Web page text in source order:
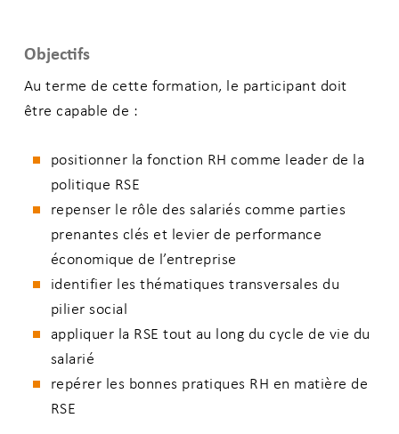
Objectifs
Au terme de cette formation, le participant doit
être capable de :
positionner la fonction RH comme leader de la
politique RSE
repenser le rôle des salariés comme parties
prenantes clés et levier de performance
économique de l’entreprise
identifier les thématiques transversales du
pilier social
appliquer la RSE tout au long du cycle de vie du
salarié
repérer les bonnes pratiques RH en matière de
RSE